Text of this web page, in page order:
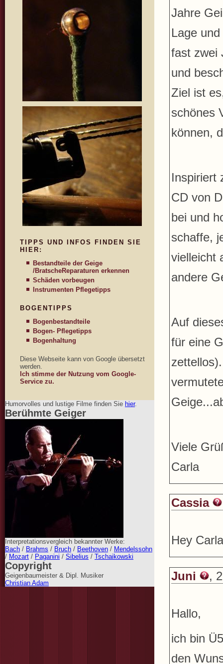
Jahre
Lage
fast zwei
und
Ziel ist
schönes
können,
Inspiriert
CD von
bei und
schaffe,
vielleicht
andere
Auf
für eine
Viele
Carla
Cassia
Hey
Juni ,
Hallo,
ich bin
den
TIPPS UND INFOS FINDEN SIE
HIER:
Bestandteile der Geige
/BratscheReparaturen erkennen
Schäden vorbeugen
Instrumenten Pflegetipps
BOGENTIPPS
Bogenbestandteile
Bogen- Pflegetipps
Bogenhaltung
Diese Webseite kann von Google übersetzt
werden.
Ich stimme der Nutzung vom Google-
Service zu.
Humorvolles und lustige Filme finden Sie hier.
Berühmte Geiger
Interpretationsvergleich bekannter Werke:
Bach / Brahms / Bruch / Beethoven / Mendelssohn
/ Mozart / Paganini / Sibelius / Tschaikowski
Copyright
Geigenbaumeister & Dipl. Musiker
Christian Adam